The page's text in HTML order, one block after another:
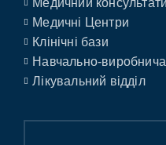
Медичний
Медичні Центри
Клінічні бази
Навчально-
Лікувальний відділ